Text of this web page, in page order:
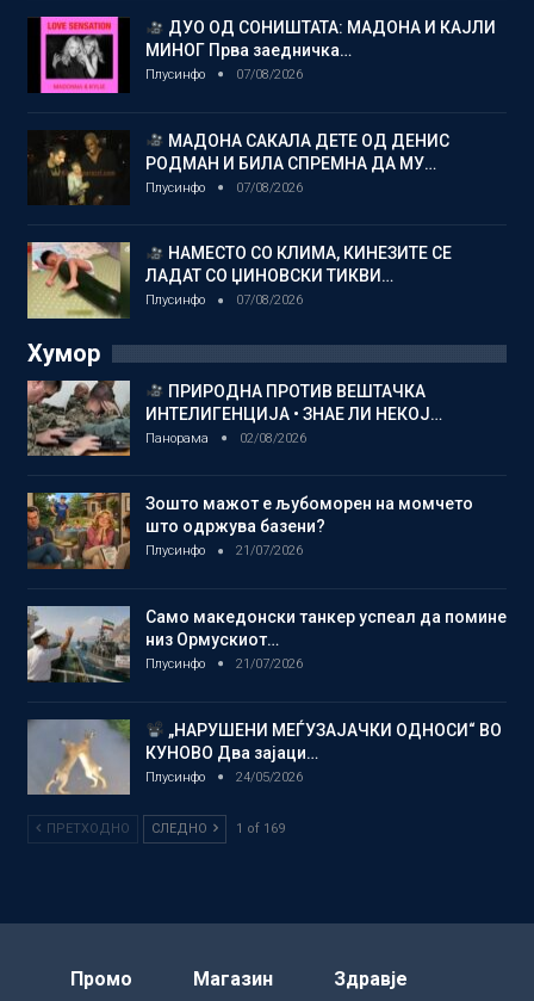
ДУО ОД СОНИШТАТА: МАДОНА И КАЈЛИ
МИНОГ Прва заедничка…
Плусинфо 07/08/2026
МАДОНА САКАЛА ДЕТЕ ОД ДЕНИС
РОДМАН И БИЛА СПРЕМНА ДА МУ…
Плусинфо 07/08/2026
НАМЕСТО СО КЛИМА, КИНЕЗИТЕ СЕ
ЛАДАТ СО ЏИНОВСКИ ТИКВИ…
Плусинфо 07/08/2026
Хумор
ПРИРОДНА ПРОТИВ ВЕШТАЧКА
ИНТЕЛИГЕНЦИЈА • ЗНАЕ ЛИ НЕКОЈ…
Панорама 02/08/2026
Зошто мажот е љубоморен на момчето
што одржува базени?
Плусинфо 21/07/2026
Само македонски танкер успеал да помине
низ Ормускиот…
Плусинфо 21/07/2026
„НАРУШЕНИ МЕЃУЗАЈАЧКИ ОДНОСИ“ ВО
КУНОВО Два зајаци…
Плусинфо 24/05/2026
ПРЕТХОДНО СЛЕДНО 1 of 169
Промо Магазин Здравје